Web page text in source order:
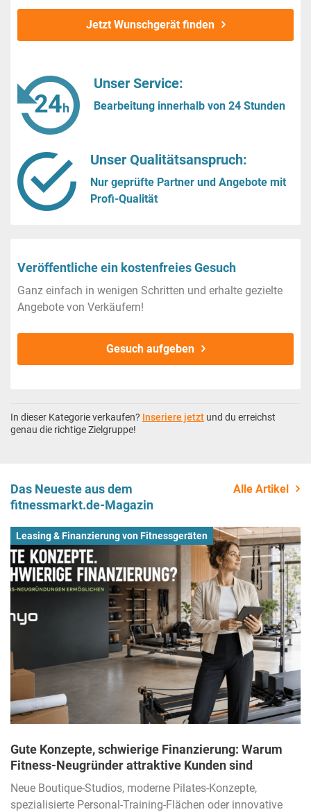
Jetzt Wunschgerät finden
Unser Service:
Bearbeitung innerhalb von 24 Stunden
Unser Qualitätsanspruch:
Nur geprüfte Partner und Angebote mit
Profi-Qualität
Veröffentliche ein kostenfreies Gesuch
Ganz einfach in wenigen Schritten und erhalte gezielte
Angebote von Verkäufern!
Gesuch aufgeben
In dieser Kategorie verkaufen? Inseriere jetzt und du erreichst
genau die richtige Zielgruppe!
Das Neueste aus dem
fitnessmarkt.de-Magazin
Alle Artikel
Leasing & Finanzierung von Fitnessgeräten
Gute Konzepte, schwierige Finanzierung: Warum
Fitness-Neugründer attraktive Kunden sind
Neue Boutique-Studios, moderne Pilates-Konzepte,
spezialisierte Personal-Training-Flächen oder innovative